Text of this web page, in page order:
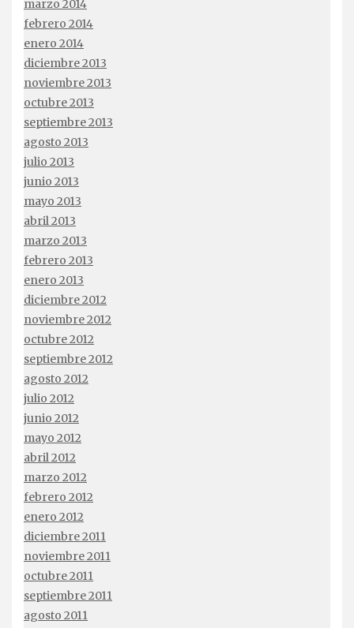
marzo 2014
febrero 2014
enero 2014
diciembre 2013
noviembre 2013
octubre 2013
septiembre 2013
agosto 2013
julio 2013
junio 2013
mayo 2013
abril 2013
marzo 2013
febrero 2013
enero 2013
diciembre 2012
noviembre 2012
octubre 2012
septiembre 2012
agosto 2012
julio 2012
junio 2012
mayo 2012
abril 2012
marzo 2012
febrero 2012
enero 2012
diciembre 2011
noviembre 2011
octubre 2011
septiembre 2011
agosto 2011